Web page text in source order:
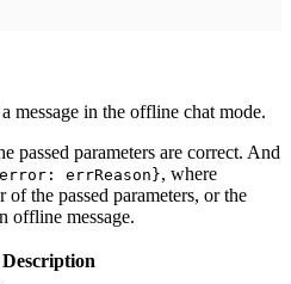
message in the offline chat mode.
passed parameters are correct. And
errReason}, where
the passed parameters, or the
offline message.
Description